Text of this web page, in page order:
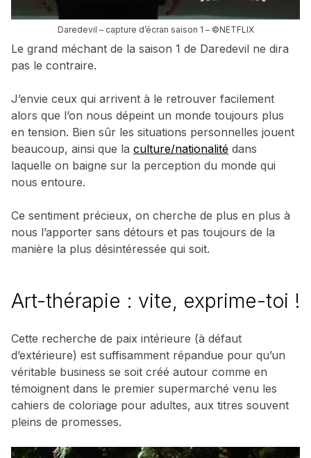
Daredevil – capture d’écran saison 1 – ©NETFLIX
Le grand méchant de la saison 1 de Daredevil ne dira
pas le contraire.
J’envie ceux qui arrivent à le retrouver facilement
alors que l’on nous dépeint un monde toujours plus
en tension. Bien sûr les situations personnelles jouent
beaucoup, ainsi que la culture/nationalité dans
laquelle on baigne sur la perception du monde qui
nous entoure.
Ce sentiment précieux, on cherche de plus en plus à
nous l’apporter sans détours et pas toujours de la
manière la plus désintéressée qui soit.
Art-thérapie : vite, exprime-toi !
Cette recherche de paix intérieure (à défaut
d’extérieure) est suffisamment répandue pour qu’un
véritable business se soit créé autour comme en
témoignent dans le premier supermarché venu les
cahiers de coloriage pour adultes, aux titres souvent
pleins de promesses.